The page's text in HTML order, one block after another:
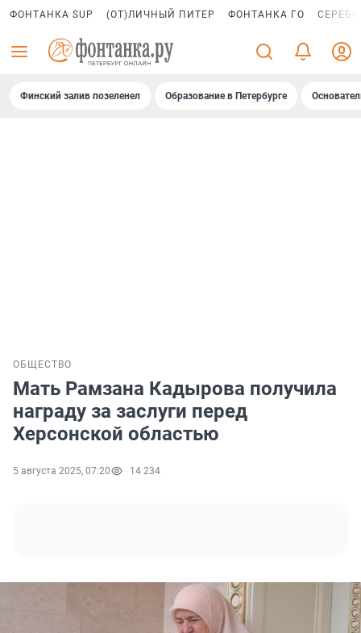
ФОНТАНКА SUP (ОТ)ЛИЧНЫЙ ПИТЕР ФОНТАНКА ГО
Финский залив позеленел Образование в Петербурге
ОБЩЕСТВО
Мать Рамзана Кадырова получила
награду за заслуги перед
Херсонской областью
5 августа 2025, 07:20 14 234